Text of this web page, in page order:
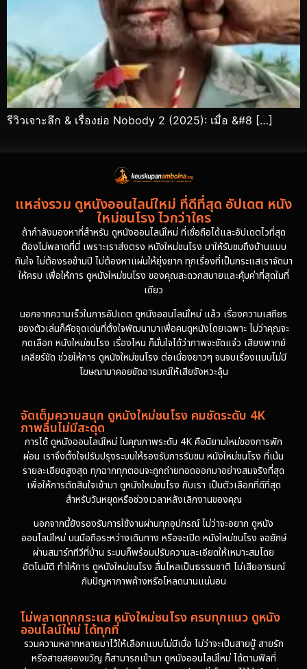
รีวิวเจาะลึก & เรื่องย่อ Nobody 2 (2025): เมื่อ &#8 […]
แหล่งรวม ดูหนังออนไลน์ใหม่ ที่ดีที่สุด อัปเดต หนัง
ใหม่ชนโรง ไวกว่าใคร
ถ้ากำลังมองหาที่สำหรับ ดูหนังออนไลน์ใหม่ ที่เชื่อถือได้และอัปเดตไวที่สุด
ต้องไม่พลาดที่นี่ เพราะเราส่งตรง หนังใหม่ชนโรง มาให้รับชมถึงบ้านแบบ
ทันใจ ไม่ต้องรอข้ามปี ไม่ต้องหาแผ่นให้ยุ่งยาก ทุกเรื่องที่เป็นกระแสเราจัดมา
ให้ครบ เพื่อให้การ ดูหนังใหม่ชนโรง ของคุณสะดวกสบายและคุ้มค่าที่สุดในที่
เดียว
นอกจากความเร็วในการอัปเดต ดูหนังออนไลน์ใหม่ แล้ว เรื่องความเสถียร
ของตัวเล่นก็คือจุดเด่นที่ตั้งใจพัฒนามาเพื่อคนดูหนังโดยเฉพาะ ไม่ว่าคุณจะ
กดเลือก หนังใหม่ชนโรง เรื่องไหน ก็มั่นใจได้ว่าภาพจะชัดแจ๋ว เสียงพากย์
เคลียร์ชัด ช่วยให้การ ดูหนังใหม่ชนโรง ต่อเนื่องยาวๆ จนจบเรื่องแบบไม่มี
โฆษณามาคอยขัดอารมณ์ให้เสียจังหวะลุ้น
จัดเต็มความสนุก ดูหนังใหม่ชนโรง คมชัดระดับ 4K
ภาพลื่นไม่มีสะดุด
การได้ ดูหนังออนไลน์ใหม่ ในคุณภาพระดับ 4K คือนิยามใหม่ของการพัก
ผ่อน เราจึงตั้งใจปรับปรุงระบบให้รองรับการรับชม หนังใหม่ชนโรง ที่เน้น
รายละเอียดสูงสุด ทุกฉากทุกตอนจะถูกถ่ายทอดออกมาอย่างสมจริงที่สุด
เพื่อให้การตัดสินใจเข้ามา ดูหนังใหม่ชนโรง กับเรา เป็นตัวเลือกที่ดีที่สุด
สำหรับวันหยุดหรือช่วงเวลาหลังเลิกงานของคุณ
นอกจากนี้ยังรองรับการใช้งานผ่านทุกอุปกรณ์ ไม่ว่าจะอยาก ดูหนัง
ออนไลน์ใหม่ บนมือถือระหว่างเดินทาง หรือจะเปิด หนังใหม่ชนโรง จอยักษ์
ผ่านสมาร์ททีวีที่บ้าน ระบบก็พร้อมปรับความละเอียดให้เหมาะสมโดย
อัตโนมัติ ทำให้การ ดูหนังใหม่ชนโรง ลื่นไหลเป็นธรรมชาติ ไม่เสียอารมณ์
กับปัญหาภาพค้างหรือโหลดนานแน่นอน
ไม่พลาดทุกกระแส หนังใหม่ชนโรง ครบทุกแนว ดูหนัง
ออนไลน์ใหม่ ได้ทุกที่
รวมความหลากหลายมาไว้ให้เลือกแบบไม่มีเบื่อ ไม่ว่าจะเป็นสายบู๊ สายรัก
หรือสายสยองขวัญ ก็สามารถเข้ามา ดูหนังออนไลน์ใหม่ ได้ตามฟีลที่